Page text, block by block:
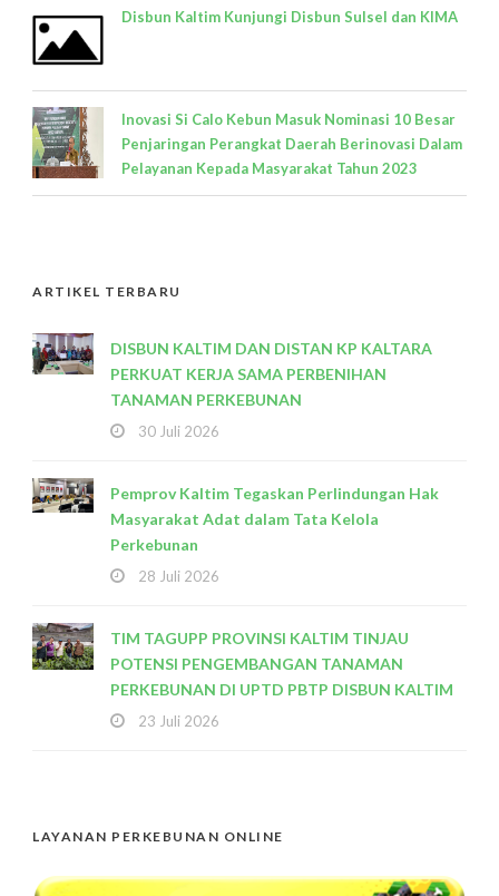
Disbun Kaltim Kunjungi Disbun Sulsel dan KIMA
Inovasi Si Calo Kebun Masuk Nominasi 10 Besar
Penjaringan Perangkat Daerah Berinovasi Dalam
Pelayanan Kepada Masyarakat Tahun 2023
ARTIKEL TERBARU
DISBUN KALTIM DAN DISTAN KP KALTARA
PERKUAT KERJA SAMA PERBENIHAN
TANAMAN PERKEBUNAN
30 Juli 2026
Pemprov Kaltim Tegaskan Perlindungan Hak
Masyarakat Adat dalam Tata Kelola
Perkebunan
28 Juli 2026
TIM TAGUPP PROVINSI KALTIM TINJAU
POTENSI PENGEMBANGAN TANAMAN
PERKEBUNAN DI UPTD PBTP DISBUN KALTIM
23 Juli 2026
LAYANAN PERKEBUNAN ONLINE